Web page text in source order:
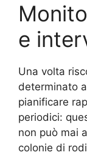
e
Una volta
determinato
pianificare
periodici:
non può mai
colonie di